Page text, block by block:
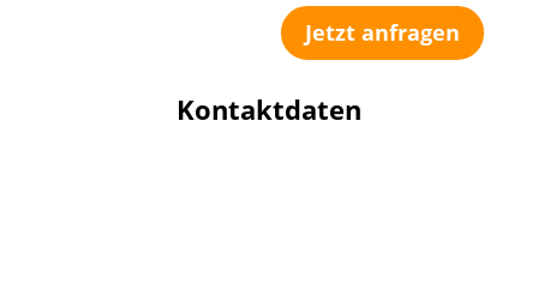
Jetzt anfragen
Kontaktdaten